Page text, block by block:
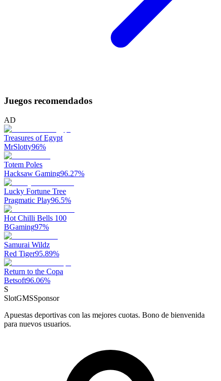
Juegos recomendados
AD
Treasures of Egypt
MrSlotty96%
Totem Poles
Hacksaw Gaming96.27%
Lucky Fortune Tree
Pragmatic Play96.5%
Hot Chilli Bells 100
BGaming97%
Samurai Wildz
Red Tiger95.89%
Return to the Copa
Betsoft96.06%
S
SlotGMSSponsor
Apuestas deportivas con las mejores cuotas. Bono de bienvenida
para nuevos usuarios.